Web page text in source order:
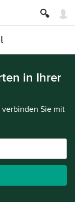
in Ihrer
Sie mit